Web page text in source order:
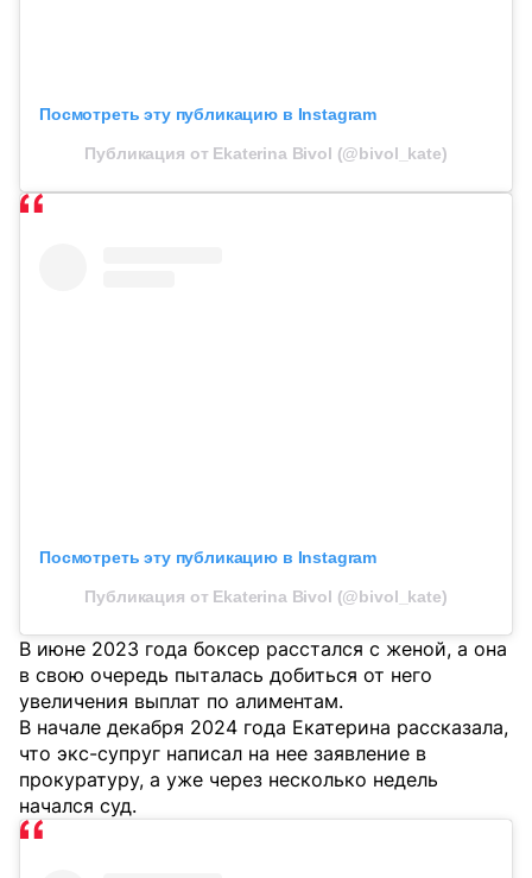
Посмотреть эту публикацию в Instagram
Публикация от Ekaterina Bivol (@bivol_kate)
Посмотреть эту публикацию в Instagram
Публикация от Ekaterina Bivol (@bivol_kate)
В июне 2023 года боксер расстался с женой, а она
в свою очередь пыталась добиться от него
увеличения выплат по алиментам.
В начале декабря 2024 года Екатерина рассказала,
что экс-супруг написал на нее заявление в
прокуратуру, а уже через несколько недель
начался суд.